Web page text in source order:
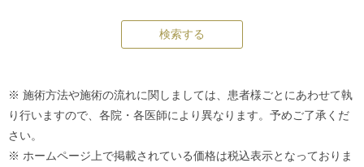
※ 施術方法や施術の流れに関しましては、患者様ごとにあわせて執
り行いますので、各院・各医師により異なります。予めご了承くだ
さい。
※ ホームページ上で掲載されている価格は税込表示となっておりま